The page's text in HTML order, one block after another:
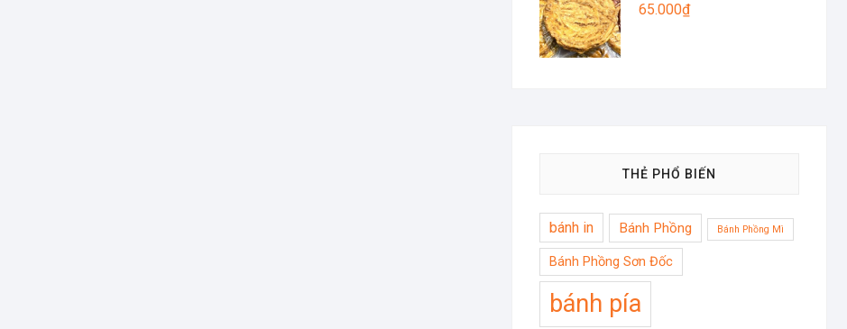
65.000₫
THẺ PHỔ BIẾN
bánh in Bánh Phồng Bánh Phồng Mì
Bánh Phồng Sơn Đốc
bánh pía